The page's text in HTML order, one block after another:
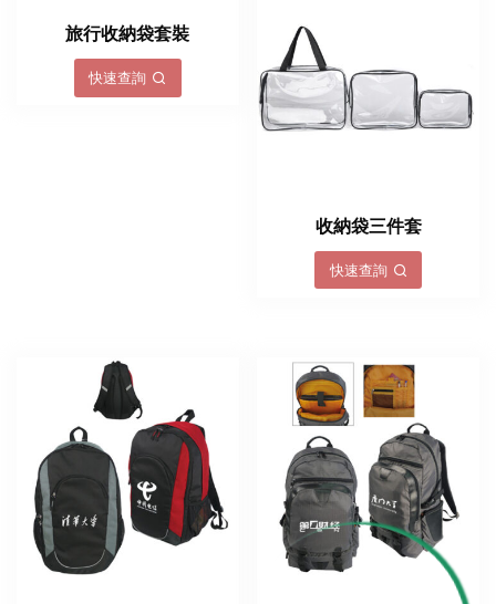
旅行收納袋套裝
快速查詢
收納袋三件套
快速查詢